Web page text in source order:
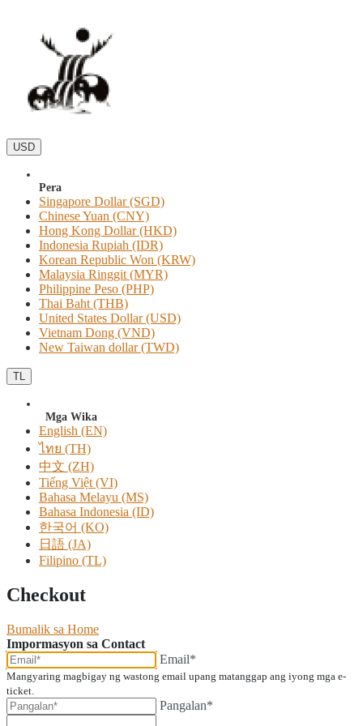
USD
Pera
Singapore Dollar (SGD)
Chinese Yuan (CNY)
Hong Kong Dollar (HKD)
Indonesia Rupiah (IDR)
Korean Republic Won (KRW)
Malaysia Ringgit (MYR)
Philippine Peso (PHP)
Thai Baht (THB)
United States Dollar (USD)
Vietnam Dong (VND)
New Taiwan dollar (TWD)
TL
Mga Wika
English (EN)
ไทย (TH)
中文 (ZH)
Tiếng Việt (VI)
Bahasa Melayu (MS)
Bahasa Indonesia (ID)
한국어 (KO)
日語 (JA)
Filipino (TL)
Checkout
Bumalik sa Home
Impormasyon sa Contact
Email*
Mangyaring magbigay ng wastong email upang matanggap ang iyong mga e-
ticket.
Pangalan*